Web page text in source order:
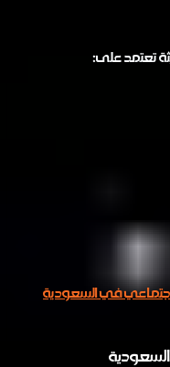
تعتمد على:
في السعودية
السعودية